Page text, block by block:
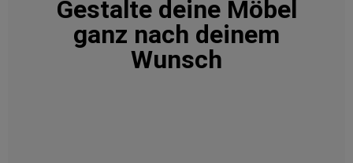
Gestalte deine Möbel
ganz nach deinem
Wunsch